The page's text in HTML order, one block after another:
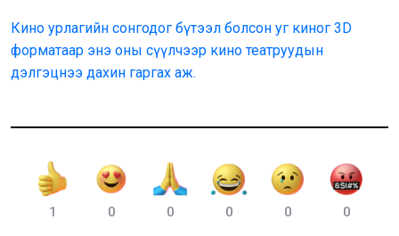
Кино урлагийн сонгодог бүтээл болсон уг киног 3D
форматаар энэ оны сүүлчээр кино театруудын
дэлгэцнээ дахин гаргах аж.
1 0 0 0 0 0